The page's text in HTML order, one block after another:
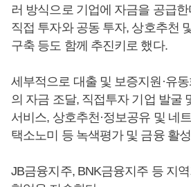
러 방식으로 기업에 자금을 공급
직접 투자와 공동 투자, 상호추천
구축 등도 함께 추진키로 했다.
세부적으로 대출 및 보증지원·유
의 자금 조달, 직접투자 기업 발굴
서비스, 상호추천·정보공유 및 네
택소노미 등 녹색평가 및 금융 활
JB금융지주, BNK금융지주 등 지